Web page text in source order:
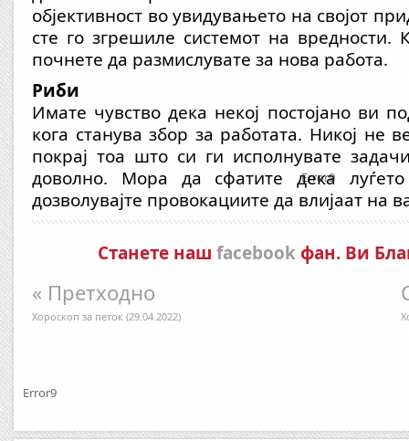
објективност во увидувањето на својот
сте го згрешиле системот на вредности.
почнете да размислувате за нова работа.
Риби
Имате чувство дека некој постојано ви
кога станува збор за работата. Никој не
покрај тоа што си ги исполнувате
доволно. Мора да сфатите дека
дозволувајте провокациите да влијаат на
Станете наш facebookфан. Ви
« Претходно
Хороскоп за петок (29.04.2022)
Error9
Error9